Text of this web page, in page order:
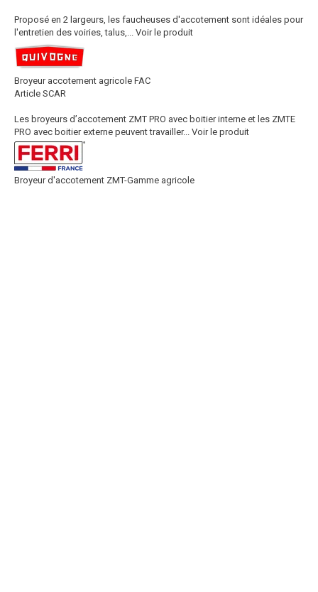
Proposé en 2 largeurs, les faucheuses d'accotement sont idéales pour
l'entretien des voiries, talus,... Voir le produit
Broyeur accotement agricole FAC
Article SCAR
Les broyeurs d’accotement ZMT PRO avec boitier interne et les ZMTE
PRO avec boitier externe peuvent travailler... Voir le produit
Broyeur d'accotement ZMT-Gamme agricole